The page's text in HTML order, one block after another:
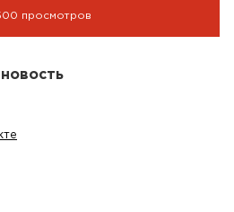
просмотров